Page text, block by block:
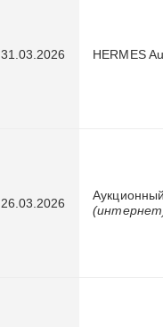
31.03.2026 HERMES
26.03.2026